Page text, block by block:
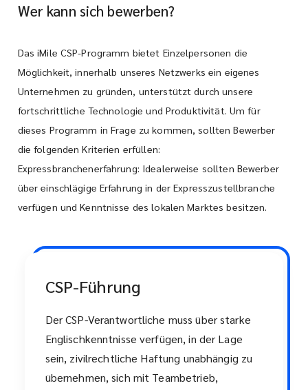
Wer kann sich bewerben?
Das iMile CSP-Programm bietet Einzelpersonen die
Möglichkeit, innerhalb unseres Netzwerks ein eigenes
Unternehmen zu gründen, unterstützt durch unsere
fortschrittliche Technologie und Produktivität. Um für
dieses Programm in Frage zu kommen, sollten Bewerber
die folgenden Kriterien erfüllen:
Expressbranchenerfahrung: Idealerweise sollten Bewerber
über einschlägige Erfahrung in der Expresszustellbranche
verfügen und Kenntnisse des lokalen Marktes besitzen.
CSP-Führung
Der CSP-Verantwortliche muss über starke
Englischkenntnisse verfügen, in der Lage
sein, zivilrechtliche Haftung unabhängig zu
übernehmen, sich mit Teambetrieb,